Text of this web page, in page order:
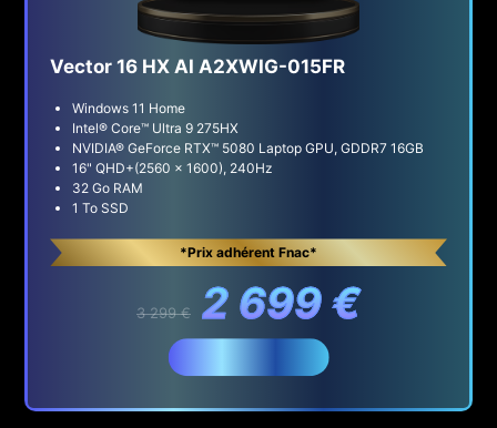
Vector 16 HX AI A2XWIG-015FR
Windows 11 Home
Intel® Core™ Ultra 9 275HX
NVIDIA® GeForce RTX™ 5080 Laptop GPU, GDDR7 16GB
16" QHD+(2560 x 1600), 240Hz
32 Go RAM
1 To SSD
*Prix adhérent Fnac*
3 299 € 2 699 €